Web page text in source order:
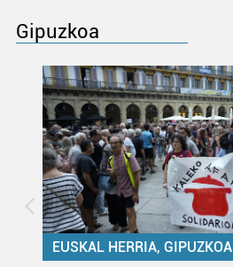
Gipuzkoa
EUSKAL HERRIA, GIPUZKOA